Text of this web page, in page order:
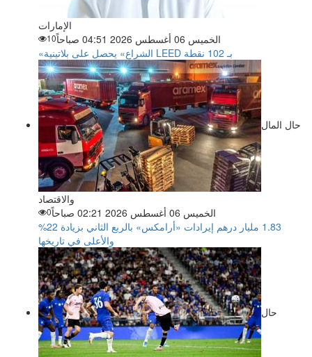
الإمارات
الخميس 06 أغسطس 2026 04:51 صباحاً
10
«الشراع» يحصل على بلاتينية LEED بـ 102 نقطة
حال المال
والاقتصاد
الخميس 06 أغسطس 2026 02:21 صباحاً
0
‏1.83 مليار درهم إيرادات «أرامكس» بالربع الثاني بزيادة 22%
والأعلى في تاريخها
حال